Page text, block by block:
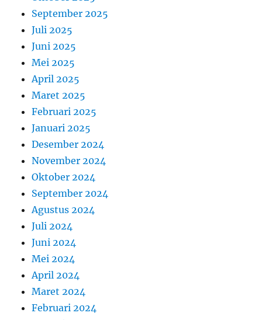
September 2025
Juli 2025
Juni 2025
Mei 2025
April 2025
Maret 2025
Februari 2025
Januari 2025
Desember 2024
November 2024
Oktober 2024
September 2024
Agustus 2024
Juli 2024
Juni 2024
Mei 2024
April 2024
Maret 2024
Februari 2024